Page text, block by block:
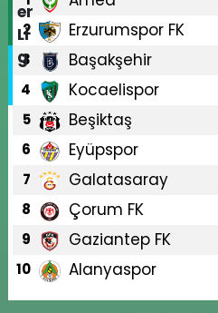
2 Erzurumspor FK
3 Başakşehir
4 Kocaelispor
5 Beşiktaş
6 Eyüpspor
7 Galatasaray
8 Çorum FK
9 Gaziantep FK
10 Alanyaspor